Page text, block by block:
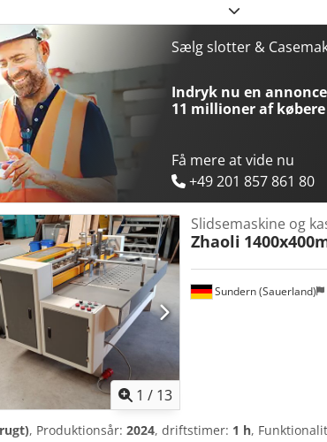
Sælg slotter &
Indryk nu en
11 millioner af købere
Få mere at vide nu
+49 201 857 861 80
1 / 13
Sundern (Sauerland)
Slidsemaskine og
Zhaoli
, Produktionsår: 2024, driftstimer: 1 h,